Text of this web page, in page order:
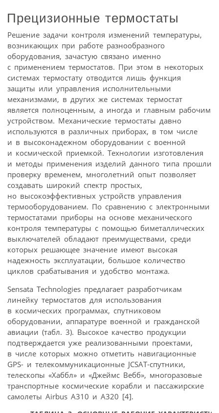
Прецизионные термостаты
Решение задачи контроля изменений температуры,
возникающих при работе разнообразного
оборудования, зачастую связано именно
с применением термостатов. При этом в некоторых
системах термостату отводится лишь функция
защиты или управления исполнительными
механизмами, в других же системах термостат
является полноценным, а иногда и главным рабочим
устройством. Механические термостаты давно
используются в различных приборах, в том числе
и в высоконадежном оборудовании с военной
и космической приемкой. Технологии изготовления
и методы применения изделий данного типа прошли
проверку временем, многолетний опыт позволяет
создавать широкий спектр простых,
но высокоэффективных устройств управления
термооборудованием. По сравнению с электронными
термостатами приборы на основе механического
контроля температуры с помощью биметаллических
выключателей обладают преимуществами, среди
которых решающее значение имеют высокая
надежность эксплуатации, большое количество
циклов срабатывания и удобство монтажа.
Sensata Technologies предлагает разработчикам
линейку термостатов для использования
в космических программах, спутниковом
оборудовании, аппаратуре военной и гражданской
авиации (табл. 3). Высокое качество продукции
подтверждается уже реализованными проектами,
в числе которых можно отметить навигационные
GPS- и телекоммуникационные JCSAT-спутники,
телескопы «Хаббл» и «Джеймс Вебб», многоразовые
транспортные космические корабли и пассажирские
самолеты Airbus A310 и A320 [4].